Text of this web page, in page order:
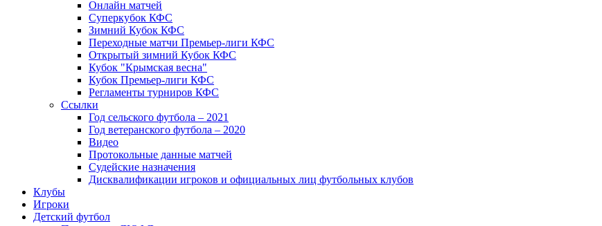
Онлайн матчей
Суперкубок КФС
Зимний Кубок КФС
Переходные матчи Премьер-лиги КФС
Открытый зимний Кубок КФС
Кубок "Крымская весна"
Кубок Премьер-лиги КФС
Регламенты турниров КФС
Ссылки
Год сельского футбола – 2021
Год ветеранского футбола – 2020
Видео
Протокольные данные матчей
Судейские назначения
Дисквалификации игроков и официальных лиц футбольных клубов
Клубы
Игроки
Детский футбол